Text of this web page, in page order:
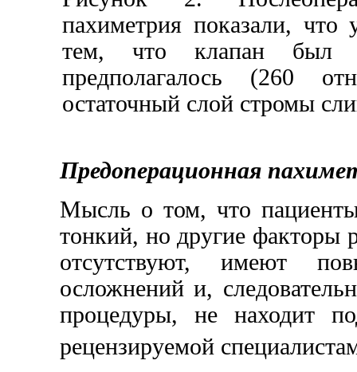
пахиметрия показали, что
тем, что клапан был
предполагалось (260
остаточный слой стромы
Предоперационная
Мысль о том, что
тонкий, но другие факторы
отсутствуют, имеют
осложнений и,
процедуры, не находит
рецензируемой